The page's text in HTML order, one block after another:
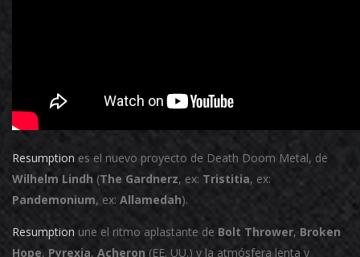
Resumption es el nuevo proyecto de Death Doom Metal, de
Wilhelm Lindh (The Gardnerz, ex: Tristitia, ex:
Pandemonium, ex: Allamedah).
Resumption une el ritmo aplastante de Bolt Thrower, Broken
Hope, Pyrexia, Acheron (EE. UU.) y la atmósfera lenta y